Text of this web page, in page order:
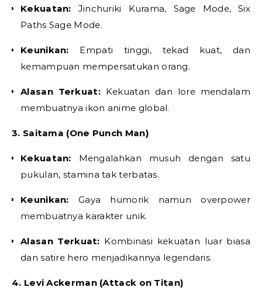
Kekuatan: Jinchuriki Kurama, Sage Mode, Six
Paths Sage Mode.
Keunikan: Empati tinggi, tekad kuat, dan
kemampuan mempersatukan orang.
Alasan Terkuat:Kekuatan dan lore mendalam
membuatnya ikon anime global.
3. Saitama (One Punch Man)
Kekuatan: Mengalahkan musuh dengan satu
pukulan, stamina tak terbatas.
Keunikan: Gaya humorik namun overpower
membuatnya karakter unik.
Alasan Terkuat: Kombinasi kekuatan luar biasa
dan satire hero menjadikannya legendaris.
4. Levi Ackerman (Attack on Titan)